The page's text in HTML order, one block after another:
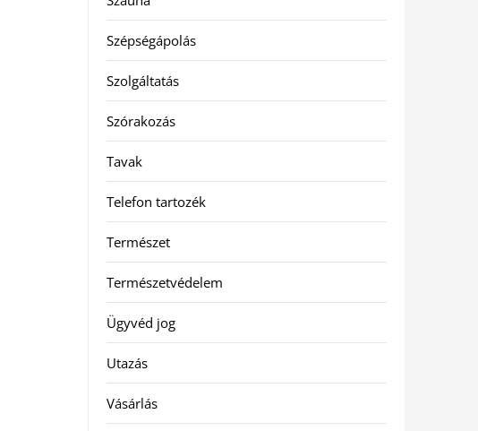
Szépségápolás
Szolgáltatás
Szórakozás
Tavak
Telefon tartozék
Természet
Természetvédelem
Ügyvéd jog
Utazás
Vásárlás